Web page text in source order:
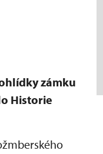
zámku
Historie